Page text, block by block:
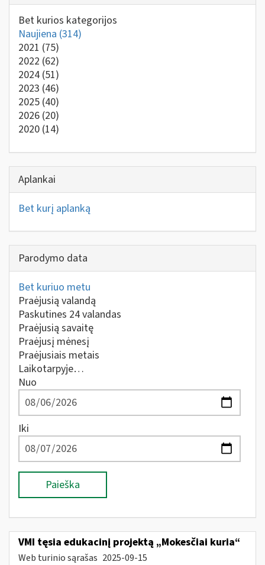
Bet kurios kategorijos
Naujiena (314)
2021 (75)
2022 (62)
2024 (51)
2023 (46)
2025 (40)
2026 (20)
2020 (14)
Aplankai
Bet kurį aplanką
Parodymo data
Bet kuriuo metu
Praėjusią valandą
Paskutines 24 valandas
Praėjusią savaitę
Praėjusį mėnesį
Praėjusiais metais
Laikotarpyje…
Nuo
Iki
Paieška
VMI tęsia edukacinį projektą „Mokesčiai kuria“
Web turinio sąrašas 2025-09-15